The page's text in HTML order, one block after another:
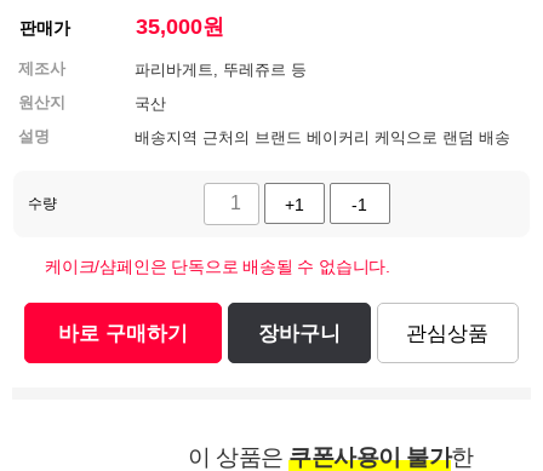
판매가 35,000원
제조사
파리바게트, 뚜레쥬르 등
원산지
국산
설명
배송지역 근처의 브랜드 베이커리 케익으로 랜덤 배송
수량 +1 -1
케이크/샴페인은 단독으로 배송될 수 없습니다.
바로 구매하기 장바구니 관심상품
이 상품은 쿠폰사용이 불가한